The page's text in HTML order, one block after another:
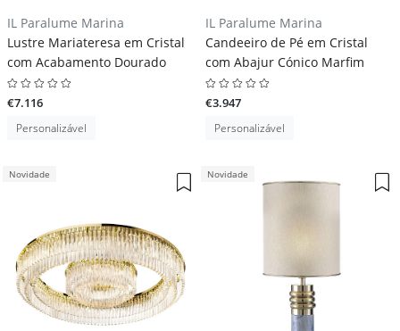
IL Paralume Marina
Lustre Mariateresa em Cristal
com Acabamento Dourado
€7.116
Personalizável
IL Paralume Marina
Candeeiro de Pé em Cristal
com Abajur Cónico Marfim
€3.947
Personalizável
Novidade Novidade